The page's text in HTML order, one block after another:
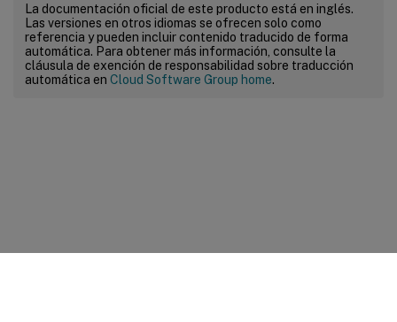
La documentación oficial de este producto está en inglés.
Las versiones en otros idiomas se ofrecen solo como
referencia y pueden incluir contenido traducido de forma
automática. Para obtener más información, consulte la
cláusula de exención de responsabilidad sobre traducción
automática en Cloud Software Group home.